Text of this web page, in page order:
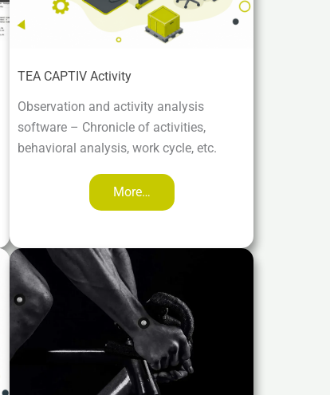
TEA CAPTIV Activity
Observation and activity analysis
software – Chronicle of activities,
behavioral analysis, work cycle, etc.
More…